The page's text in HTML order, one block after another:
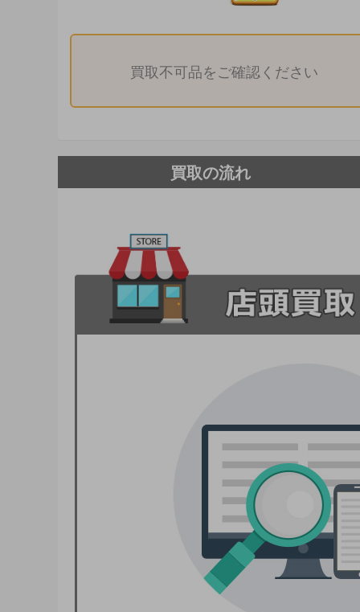
買取不可品をご確認ください
買取の流れ